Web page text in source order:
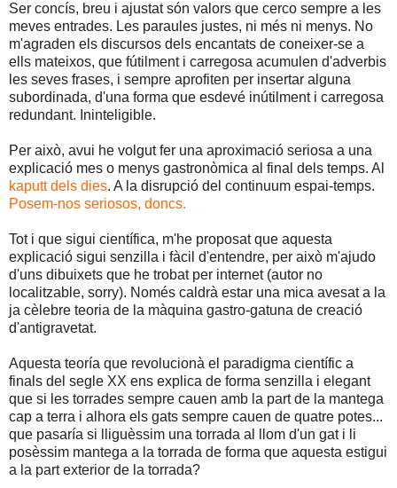
Ser concís, breu i ajustat són valors que cerco sempre a les
meves entrades. Les paraules justes, ni més ni menys. No
m'agraden els discursos dels encantats de coneixer-se a
ells mateixos, que fútilment i carregosa acumulen d'adverbis
les seves frases, i sempre aprofiten per insertar alguna
subordinada, d'una forma que esdevé inútilment i carregosa
redundant. Ininteligible.
Per això, avui he volgut fer una aproximació seriosa a una
explicació mes o menys gastronòmica al final dels temps. Al
kaputt dels dies. A la disrupció del continuum espai-temps.
Posem-nos seriosos, doncs.
Tot i que sigui científica, m'he proposat que aquesta
explicació sigui senzilla i fàcil d'entendre, per això m'ajudo
d'uns dibuixets que he trobat per internet (autor no
localitzable, sorry). Només caldrà estar una mica avesat a la
ja cèlebre teoria de la màquina gastro-gatuna de creació
d'antigravetat.
Aquesta teoría que revolucionà el paradigma científic a
finals del segle XX ens explica de forma senzilla i elegant
que si les torrades sempre cauen amb la part de la mantega
cap a terra i alhora els gats sempre cauen de quatre potes...
que pasaría si lliguèssim una torrada al llom d'un gat i li
posèssim mantega a la torrada de forma que aquesta estigui
a la part exterior de la torrada?